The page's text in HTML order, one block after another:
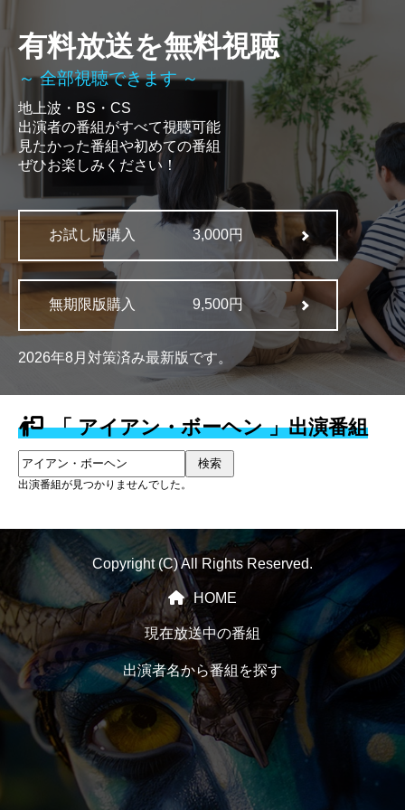
有料放送を無料視聴
～ 全部視聴できます ～
地上波・BS・CS
出演者の番組がすべて視聴可能
見たかった番組や初めての番組
ぜひお楽しみください！
お試し版購入 3,000円
無期限版購入 9,500円
2026年8月対策済み最新版です。
「 アイアン・ボーヘン 」出演番組
検索
出演番組が見つかりませんでした。
Copyright (C) All Rights Reserved.
HOME
現在放送中の番組
出演者名から番組を探す